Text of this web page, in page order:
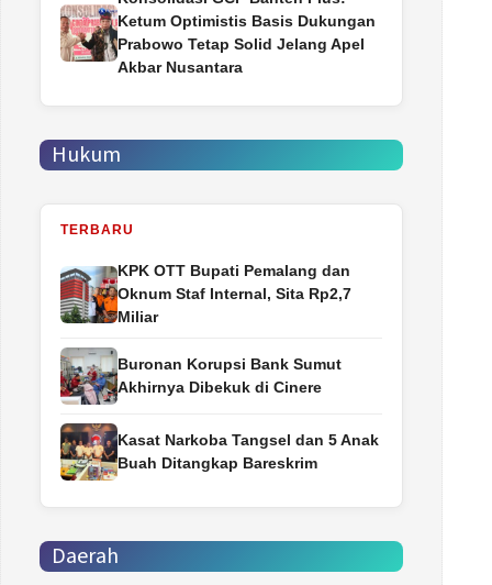
Ketum Optimistis Basis Dukungan
Prabowo Tetap Solid Jelang Apel
Akbar Nusantara
Hukum
TERBARU
‎KPK OTT Bupati Pemalang dan
Oknum Staf Internal, Sita Rp2,7
Miliar
Buronan Korupsi Bank Sumut
Akhirnya Dibekuk di Cinere
Kasat Narkoba Tangsel dan 5 Anak
Buah Ditangkap Bareskrim
Daerah